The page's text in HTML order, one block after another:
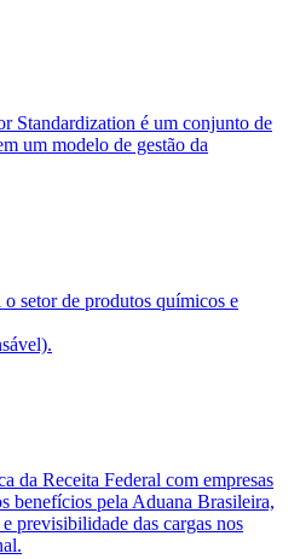
Standardization é um conjunto de
um modelo de gestão da
o setor de produtos químicos e
da Receita Federal com empresas
benefícios pela Aduana Brasileira,
previsibilidade das cargas nos